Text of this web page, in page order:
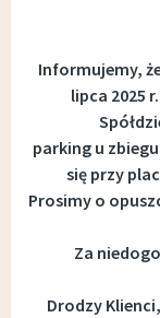
Informujemy,
lipca 2025
parking u
się przy
Prosimy o
Za
Drodzy